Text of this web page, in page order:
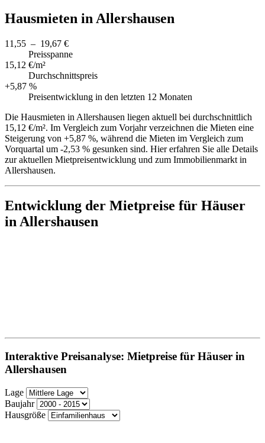
Hausmieten in Allershausen
11,55 – 19,67 €
Preisspanne
15,12 €/m²
Durchschnittspreis
+5,87 %
Preisentwicklung in den letzten 12 Monaten
Die Hausmieten in Allershausen liegen aktuell bei durchschnittlich
15,12 €/m². Im Vergleich zum Vorjahr verzeichnen die Mieten eine
Steigerung von +5,87 %, während die Mieten im Vergleich zum
Vorquartal um -2,53 % gesunken sind. Hier erfahren Sie alle Details
zur aktuellen Mietpreisentwicklung und zum Immobilienmarkt in
Allershausen.
Entwicklung der Mietpreise für Häuser
in Allershausen
Interaktive Preisanalyse: Mietpreise für Häuser in
Allershausen
Lage
Baujahr
Hausgröße